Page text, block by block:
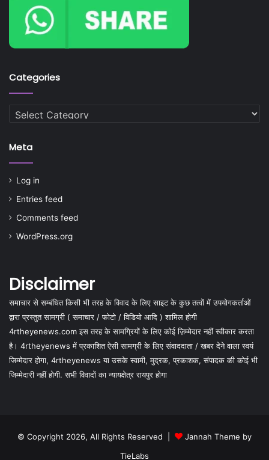
Categories
Categories
Meta
Log in
Entries feed
Comments feed
WordPress.org
Disclaimer
समाचार से सम्बंधित किसी भी तरह के विवाद के लिए साइट के कुछ तत्वों में उपयोगकर्ताओं
द्वारा प्रस्तुत सामग्री ( समाचार / फोटो / विडियो आदि ) शामिल होगी
4rtheyenews.com इस तरह के सामग्रियों के लिए कोई ज़िम्मेदार नहीं स्वीकार करता
है। 4rtheyenews में प्रकाशित ऐसी सामग्री के लिए संवाददाता / खबर देने वाला स्वयं
जिम्मेदार होगा, 4rtheyenews या उसके स्वामी, मुद्रक, प्रकाशक, संपादक की कोई भी
जिम्मेदारी नहीं होगी. सभी विवादों का न्यायक्षेत्र रायपुर होगा
© Copyright 2026, All Rights Reserved |
Jannah Theme by
TieLabs